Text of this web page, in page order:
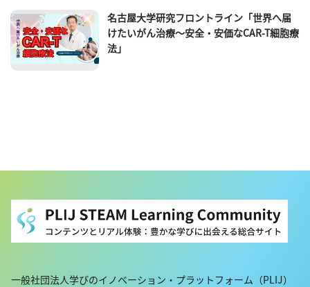
名古屋大学研究フロントライン「世界へ届
けたいがん治療～安全・安価なCAR-T細胞療
法」
一般社団法人学びのイノベーション・プラットフォーム（PLIJ）